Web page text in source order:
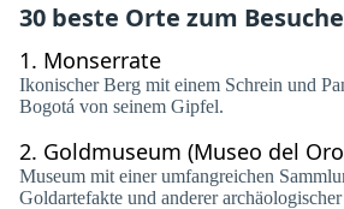
30 beste Orte zum
1. Monserrate
Ikonischer Berg mit einem Schrein und
Bogotá von seinem Gipfel.
2. Goldmuseum (Museo del
Museum mit einer umfangreichen
Goldartefakte und anderer archäologischer